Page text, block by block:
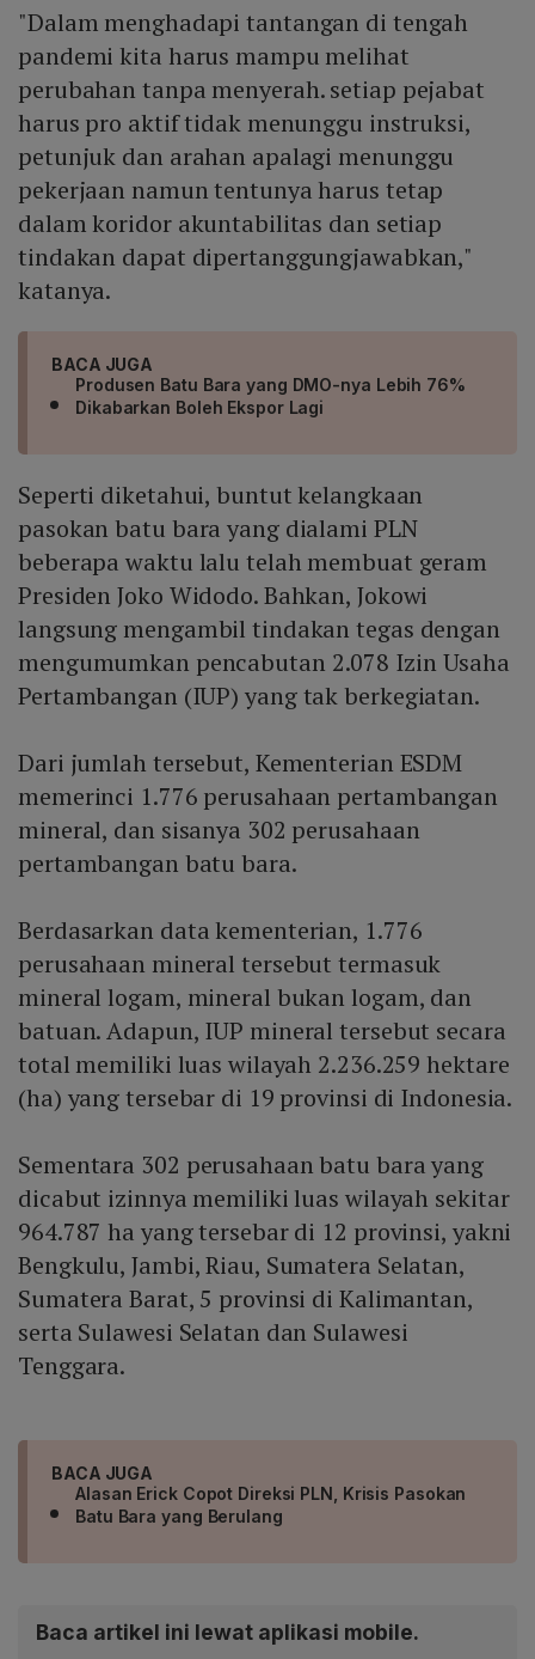
"Dalam menghadapi tantangan di tengah
pandemi kita harus mampu melihat
perubahan tanpa menyerah. setiap pejabat
harus pro aktif tidak menunggu instruksi,
petunjuk dan arahan apalagi menunggu
pekerjaan namun tentunya harus tetap
dalam koridor akuntabilitas dan setiap
tindakan dapat dipertanggungjawabkan,"
katanya.
BACA JUGA
Produsen Batu Bara yang DMO-nya Lebih 76%
Dikabarkan Boleh Ekspor Lagi
Seperti diketahui, buntut kelangkaan
pasokan batu bara yang dialami PLN
beberapa waktu lalu telah membuat geram
Presiden Joko Widodo. Bahkan, Jokowi
langsung mengambil tindakan tegas dengan
mengumumkan pencabutan 2.078 Izin Usaha
Pertambangan (IUP) yang tak berkegiatan.
Dari jumlah tersebut, Kementerian ESDM
memerinci 1.776 perusahaan pertambangan
mineral, dan sisanya 302 perusahaan
pertambangan batu bara.
Berdasarkan data kementerian, 1.776
perusahaan mineral tersebut termasuk
mineral logam, mineral bukan logam, dan
batuan. Adapun, IUP mineral tersebut secara
total memiliki luas wilayah 2.236.259 hektare
(ha) yang tersebar di 19 provinsi di Indonesia.
Sementara 302 perusahaan batu bara yang
dicabut izinnya memiliki luas wilayah sekitar
964.787 ha yang tersebar di 12 provinsi, yakni
Bengkulu, Jambi, Riau, Sumatera Selatan,
Sumatera Barat, 5 provinsi di Kalimantan,
serta Sulawesi Selatan dan Sulawesi
Tenggara.
BACA JUGA
Alasan Erick Copot Direksi PLN, Krisis Pasokan
Batu Bara yang Berulang
Baca artikel ini lewat aplikasi mobile.